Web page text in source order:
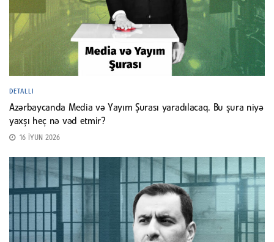
DETALLI
Azərbaycanda Media və Yayım Şurası yaradılacaq. Bu şura niyə
yaxşı heç nə vəd etmir?
16 İYUN 2026